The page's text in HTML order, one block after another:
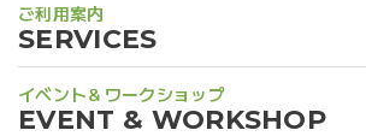
SERVICES
ご利用案内
EVENT & WORKSHOP
イベント＆ワークショップ